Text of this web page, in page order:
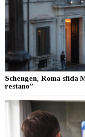
Schengen, Roma sfida
restano”